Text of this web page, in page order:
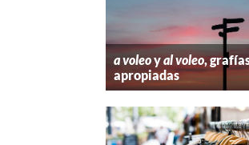
a voleoyal voleo,
apropiadas